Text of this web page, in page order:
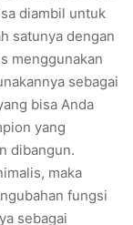
diambil untuk
satunya dengan
menggunakan
sebagai
bisa Anda
yang
dibangun.
maka
fungsi
sebagai